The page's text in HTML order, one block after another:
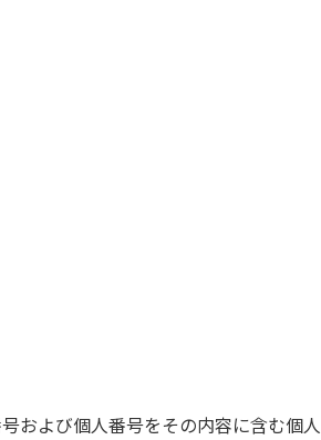
および個人番号をその内容に含む個人